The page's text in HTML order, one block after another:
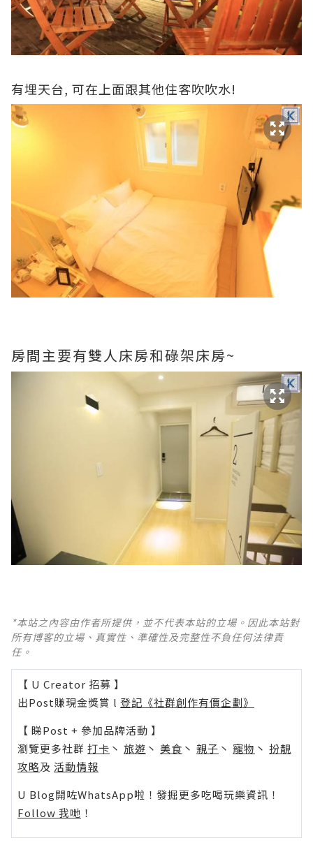
有埋天台, 可在上面跟其他住客吹吹水!
房間主要有雙人床房和碌架床房~
*本站之內容由作者所提供，並不代表本站的立場。因此本站對
所有博客的立場、真實性、準確性及完整性不負任何法律責
任。
【 U Creator 招募 】
出Post賺現金獎賞 l 登記《社群創作有價企劃》
【 睇Post + 參加品牌活動 】
瀏覽更多社群 打卡 丶 旅遊 丶 美食 丶 親子 丶 寵物 丶 扮靚
攻略及 活動情報
U Blog開咗WhatsApp啦！發掘更多吃喝玩樂資訊！
Follow 我哋 ！